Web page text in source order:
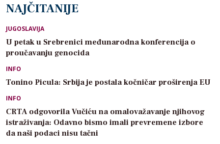
NAJČITANIJE
JUGOSLAVIJA
U petak u Srebrenici međunarodna konferencija o
proučavanju genocida
INFO
Tonino Picula: Srbija je postala kočničar proširenja EU
INFO
CRTA odgovorila Vučiću na omalovažavanje njihovog
istraživanja: Odavno bismo imali prevremene izbore
da naši podaci nisu tačni